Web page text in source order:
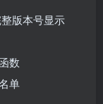
版本号显示
数
单